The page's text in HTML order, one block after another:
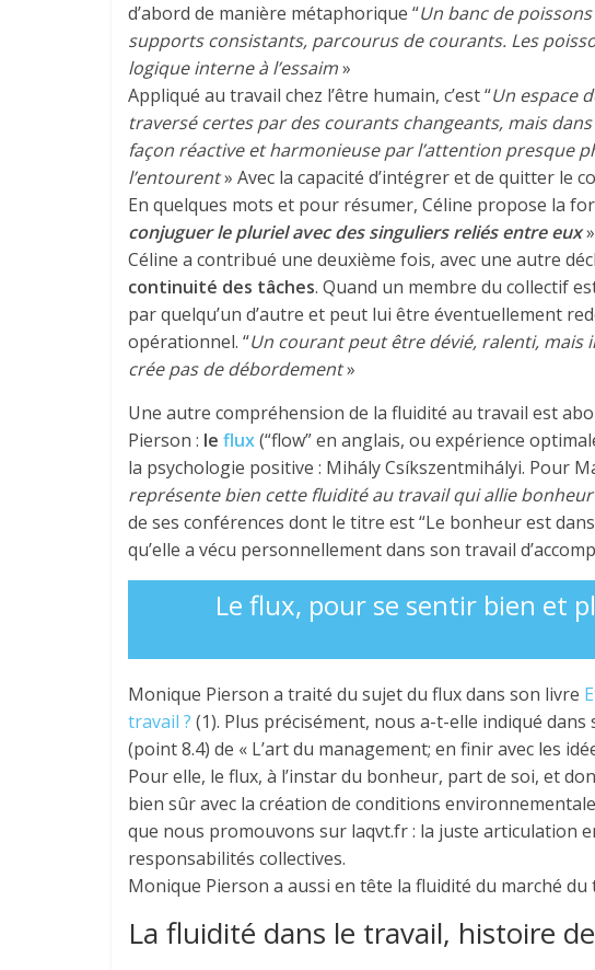
d’abord de manière métaphorique “Un banc de
supports consistants, parcourus de courants. Les
logique interne à l’essaim»
Appliqué au travail chez l’être humain, c’est “Un espace
traversé certes par des courants changeants, mais
façon réactive et harmonieuse par l’attention presque
l’entourent» Avec la capacité d’intégrer et de quitter le
En quelques mots et pour résumer, Céline propose la
conjuguer le pluriel avec des singuliers reliés entre eux»
Céline a contribué une deuxième fois, avec une autre
continuité des tâches. Quand un membre du collectif
par quelqu’un d’autre et peut lui être éventuellement
opérationnel. “Un courant peut être dévié, ralenti, mais
crée pas de débordement»
Une autre compréhension de la fluidité au travail est
Pierson : le flux(“flow” en anglais, ou expérience
la psychologie positive : Mihály Csíkszentmihályi. Pour
représente bien cette fluidité au travail qui allie
de ses conférences dont le titre est “Le bonheur est
qu’elle a vécu personnellement dans son travail
Le flux, pour se sentir bien et
Monique Pierson a traité du sujet du flux dans son livre
travail ? (1). Plus précisément, nous a-t-elle indiqué
(point 8.4) de « L’art du management; en finir avec les
Pour elle, le flux, à l’instar du bonheur, part de soi, et
bien sûr avec la création de conditions
que nous promouvons sur laqvt.fr : la juste articulation
responsabilités collectives.
Monique Pierson a aussi en tête la fluidité du marché
La fluidité dans le travail, histoire